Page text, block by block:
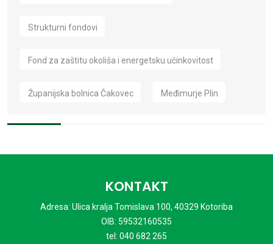
Strukturni fondovi
Fond za zaštitu okoliša i energetsku učinkovitost
Županijska bolnica Čakovec Međimurje Plin
KONTAKT
Adresa: Ulica kralja Tomislava 100, 40329 Kotoriba
OIB: 59532160535
tel: 040 682 265